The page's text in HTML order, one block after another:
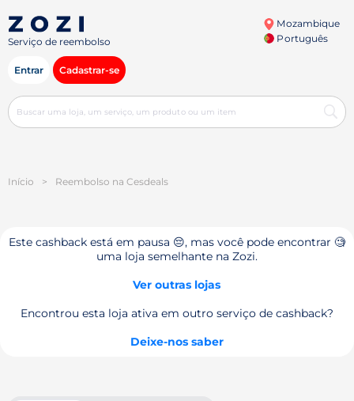
Serviço de reembolso
Mozambique
Português
Entrar Cadastrar-se
Início > Reembolso na Cesdeals
Este cashback está em pausa 😔, mas você pode encontrar 🧐
uma loja semelhante na Zozi.
Ver outras lojas
Encontrou esta loja ativa em outro serviço de cashback?
Deixe-nos saber